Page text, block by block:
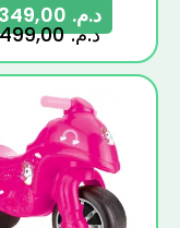
د.م.499,00
د.م.